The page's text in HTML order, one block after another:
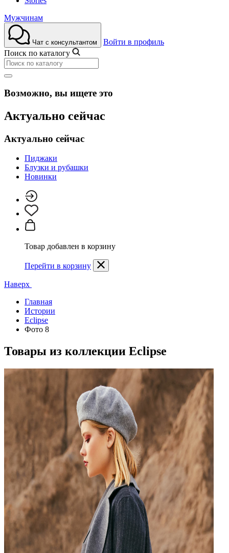
Мужчинам
Чат с консультантом
Войти в профиль
Поиск по каталогу
Возможно, вы ищете это
Актуально сейчас
Актуально сейчас
Пиджаки
Блузки и рубашки
Новинки
Товар добавлен в корзину
Перейти в корзину
Наверх
Главная
Истории
Eclipse
Фото 8
Товары из коллекции Eclipse